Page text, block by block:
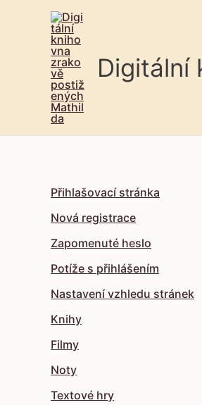
Digitální
Přihlašovací stránka
Nová registrace
Zapomenuté heslo
Potíže s přihlášením
Nastavení vzhledu stránek
Knihy
Filmy
Noty
Textové hry